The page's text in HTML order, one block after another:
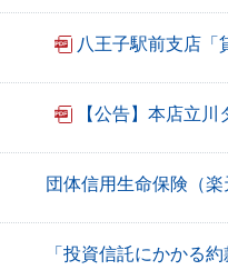
八王子駅前支店「
【公告】本店立
団体信用生命保険（
「投資信託にかかる